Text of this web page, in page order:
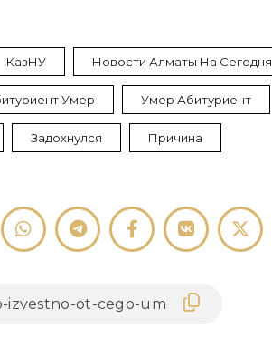
КазНУ Новости Алматы На Сегодня
Умер Умер Абитуриент
Задохнулся Причина